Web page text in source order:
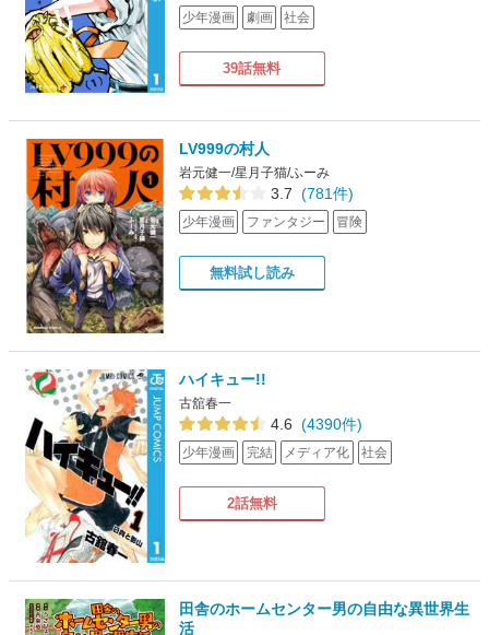
少年漫画 劇画 社会
39話無料
LV999の村人
岩元健一/星月子猫/ふーみ
3.7 (781件)
少年漫画 ファンタジー 冒険
無料試し読み
ハイキュー!!
古舘春一
4.6 (4390件)
少年漫画 完結 メディア化 社会
2話無料
田舎のホームセンター男の自由な異世界生
活